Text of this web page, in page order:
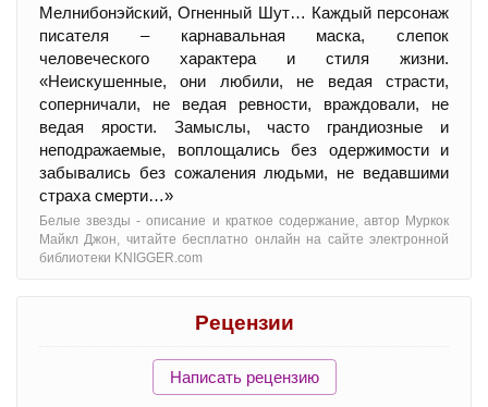
Мелнибонэйский, Огненный Шут… Каждый персонаж
писателя – карнавальная маска, слепок
человеческого характера и стиля жизни.
«Неискушенные, они любили, не ведая страсти,
соперничали, не ведая ревности, враждовали, не
ведая ярости. Замыслы, часто грандиозные и
неподражаемые, воплощались без одержимости и
забывались без сожаления людьми, не ведавшими
страха смерти…»
Белые звезды - oписание и краткое содержание, автор Муркок
Майкл Джон, читайте бесплатно онлайн на сайте электронной
библиотеки KNIGGER.com
Рецензии
Написать рецензию